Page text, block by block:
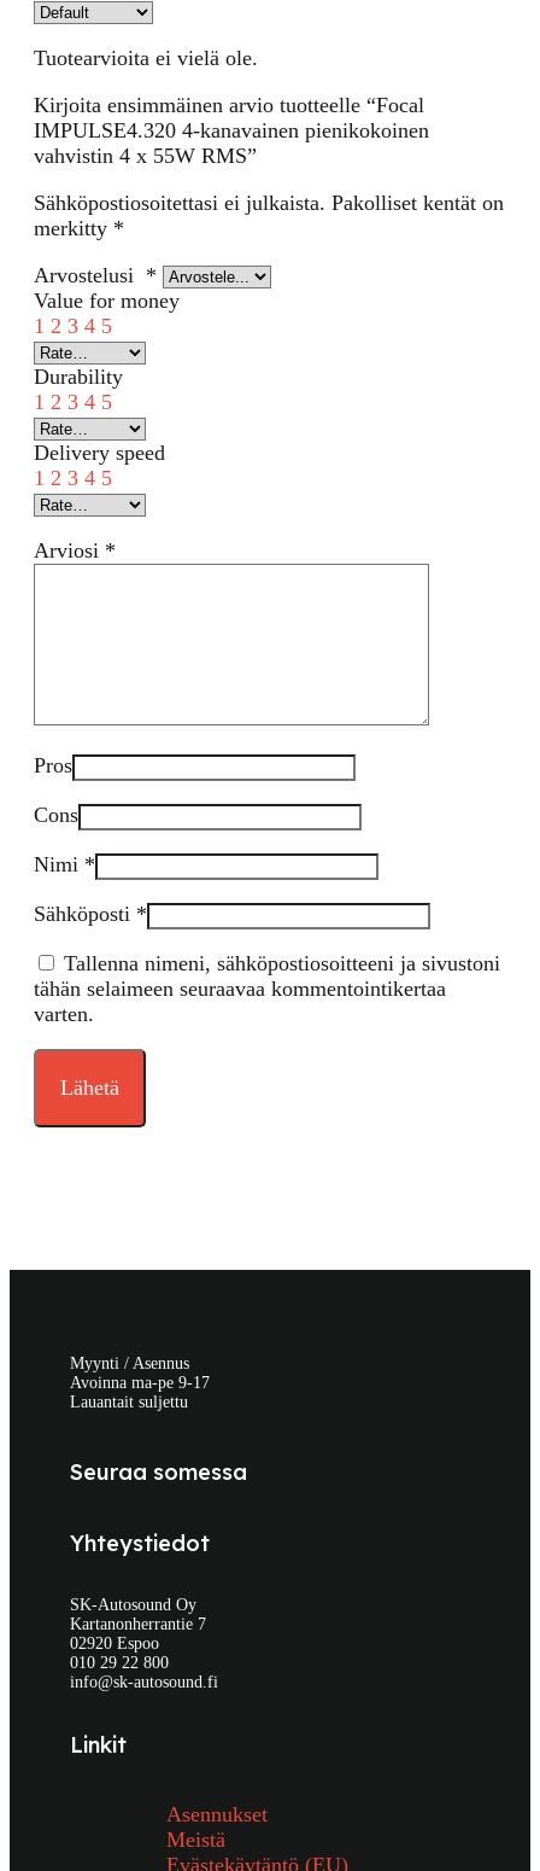
Tuotearvioita ei vielä ole.
Kirjoita ensimmäinen arvio tuotteelle “Focal
IMPULSE4.320 4-kanavainen pienikokoinen
vahvistin 4 x 55W RMS”
Sähköpostiosoitettasi ei julkaista. Pakolliset kentät on
merkitty *
Arvostelusi *
Value for money
1 2 3 4 5
Durability
1 2 3 4 5
Delivery speed
1 2 3 4 5
Arviosi *
Pros
Cons
Nimi *
Sähköposti *
Tallenna nimeni, sähköpostiosoitteeni ja sivustoni
tähän selaimeen seuraavaa kommentointikertaa
varten.
Myynti / Asennus
Avoinna ma-pe 9-17
Lauantait suljettu
Seuraa somessa
Yhteystiedot
SK-Autosound Oy
Kartanonherrantie 7
02920 Espoo
010 29 22 800
info@sk-autosound.fi
Linkit
Asennukset
Meistä
Evästekäytäntö (EU)